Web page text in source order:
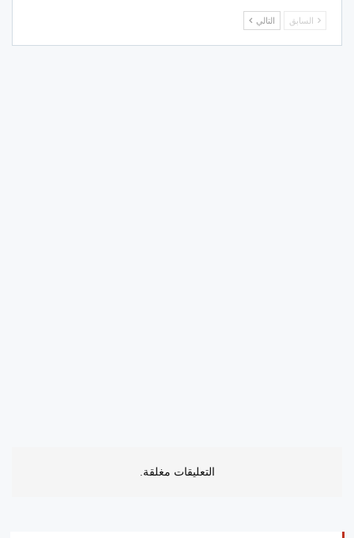
السابق التالي
التعليقات مغلقة.